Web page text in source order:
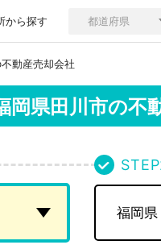
から探す
動産売却会社
岡県田川市の不
STEP